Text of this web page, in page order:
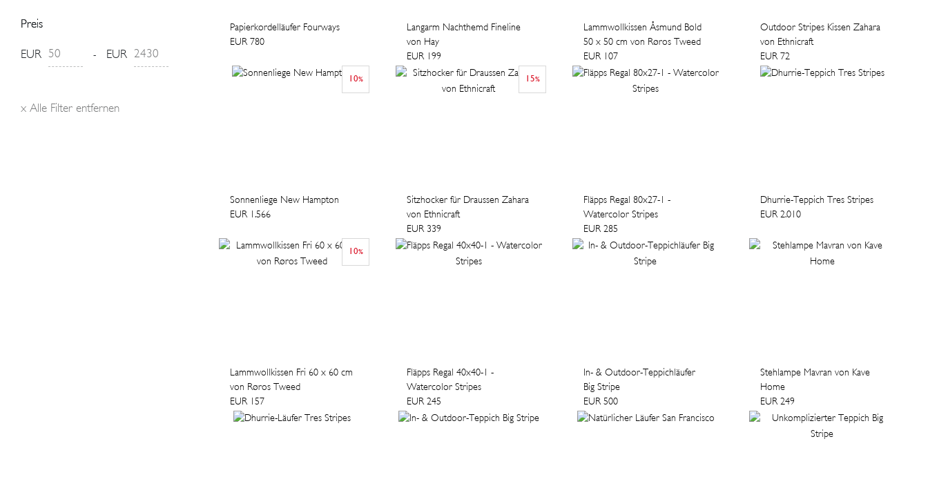
Preis
EUR - EUR
x Alle Filter entfernen
Papierkordelläufer Fourways
EUR 780
Langarm Nachthemd Fineline
von Hay
EUR 199
Lammwollkissen Åsmund Bold
50 x 50 cm von Røros Tweed
EUR 107
Outdoor Stripes Kissen Zahara
von Ethnicraft
EUR 72
10%
Sonnenliege New Hampton
EUR 1.566
15%
Sitzhocker für Draussen Zahara
von Ethnicraft
EUR 339
Fläpps Regal 80x27-1 -
Watercolor Stripes
EUR 285
Dhurrie-Teppich Tres Stripes
EUR 2.010
10%
Lammwollkissen Fri 60 x 60 cm
von Røros Tweed
EUR 157
Fläpps Regal 40x40-1 -
Watercolor Stripes
EUR 245
In- & Outdoor-Teppichläufer
Big Stripe
EUR 500
Stehlampe Mavran von Kave
Home
EUR 249